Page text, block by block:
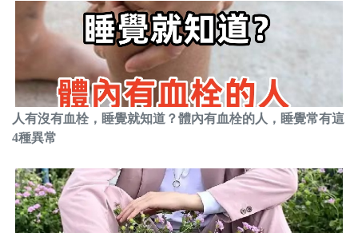
人有沒有血栓，睡覺就知道？體內有血栓的人，睡覺常有這
4種異常